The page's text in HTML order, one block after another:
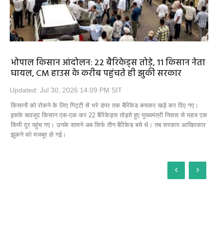
भोपाल किसान आंदोलन: 22 बैरिकेड्स तोड़े, 11 किसान नेता
घायल, CM हाउस के करीब पहुंचते ही झुकी सरकार
Updated: Jul 30, 2026 14:09 PM SIT
किसानों को रोकने के लिए गिट्टी से भरे डंपर तक बैरिकेड बनाकर खड़े कर दिए गए।
इसके बावजूद किसान एक-एक कर 22 बैरिकेड्स तोड़ते हुए मुख्यमंत्री निवास से महज एक
किमी दूर पहुंच गए। उनके सामने अब सिर्फ तीन बैरिकेड बचे थे। तब सरकार आखिरकार
झुकने को मजबूर हो गई।
‹ ›